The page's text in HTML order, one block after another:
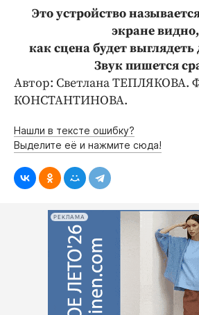
Это устройство
экране видно,
как сцена будет выглядеть
Звук пишется
Автор: Светлана ТЕПЛЯКОВА.
КОНСТАНТИНОВА.
Нашли в тексте ошибку?
Выделите её и нажмите сюда!
РЕКЛАМА